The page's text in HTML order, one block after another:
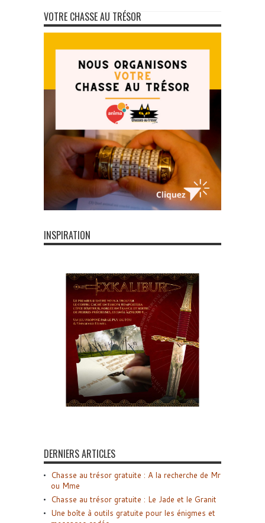
VOTRE CHASSE AU TRÉSOR
INSPIRATION
DERNIERS ARTICLES
Chasse au trésor gratuite : A la recherche de Mr
ou Mme
Chasse au trésor gratuite : Le Jade et le Granit
Une boîte à outils gratuite pour les énigmes et